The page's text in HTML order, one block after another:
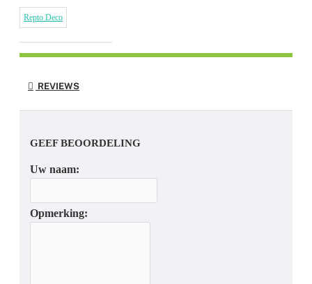
Repto Deco
REVIEWS
GEEF BEOORDELING
Uw naam:
Opmerking: